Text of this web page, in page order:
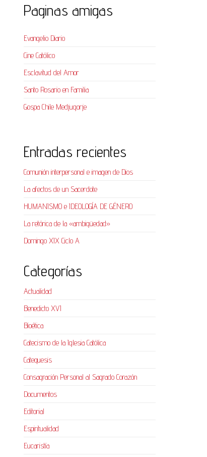
Paginas amigas
Evangelio Diario
Cine Católico
Esclavitud del Amor
Santo Rosario en Familia
Gospa Chile Medjugorje
Entradas recientes
Comunión interpersonal e imagen de Dios
La afectos de un Sacerdote
HUMANISMO e IDEOLOGÍA DE GÉNERO
La retórica de la «ambigüedad»
Domingo XIX Ciclo A
Categorías
Actualidad
Benedicto XVI
Bioética
Catecismo de la Iglesia Católica
Catequesis
Consagración Personal al Sagrado Corazón
Documentos
Editorial
Espiritualidad
Eucaristía